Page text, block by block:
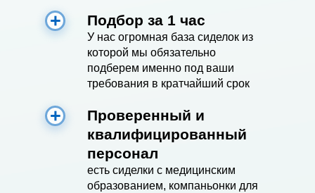
Подбор за 1 час
У нас огромная база сиделок из
которой мы обязательно
подберем именно под ваши
требования в кратчайший срок
Проверенный и
квалифицированный
персонал
есть сиделки с медицинским
образованием, компаньонки для